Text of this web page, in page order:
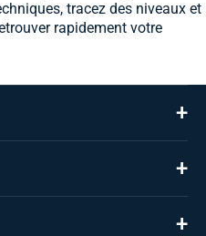
tracez des niveaux et
rapidement votre
+
+
+